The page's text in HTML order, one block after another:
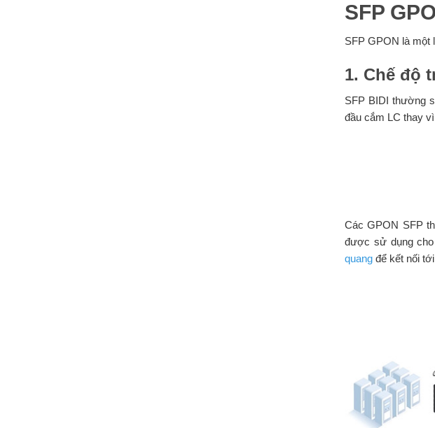
SFP
SFP GPON là một
1. Chế độ
SFP BIDI thường
đầu cắm LC thay
Các GPON SFP
được sử dụng
quangđể kết nối tới